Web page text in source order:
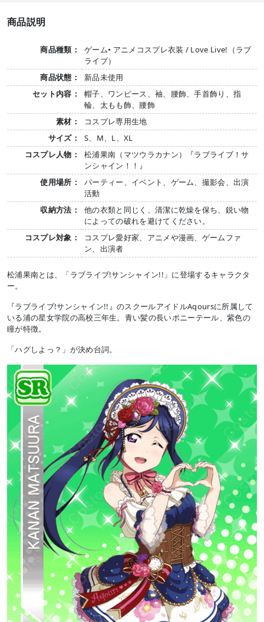
商品説明
商品種類：
ゲーム• アニメコスプレ衣装 / Love Live!（ラブ
ライブ）
商品状態：
新品未使用
セット内容：
帽子、ワンピース、袖、腰飾、手首飾り、指
輪、太もも飾、腰飾
素材：
コスプレ専用生地
サイズ：
S、M、L、XL
コスプレ人物：
松浦果南（マツウラカナン）『ラブライブ！サ
ンシャイン！！』
使用場所：
パーティー、イベント、ゲーム、撮影会、出演
活動
収納方法：
他の衣類と同じく、清潔に乾燥を保ち、鋭い物
によっての破れを避けてください。
コスプレ対象：
コスプレ愛好家、アニメや漫画、ゲームファ
ン、出演者
松浦果南とは、「ラブライブ!サンシャイン!!」に登場するキャラクタ
ー。
『ラブライブ!サンシャイン!!』のスクールアイドルAqoursに所属して
いる浦の星女学院の高校三年生。青い髪の長いポニーテール、紫色の
瞳が特徴。
「ハグしよっ？」が決め台詞。